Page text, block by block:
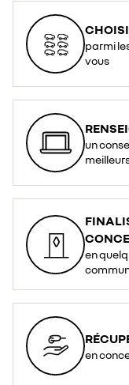
parmi
vous
un
en
en